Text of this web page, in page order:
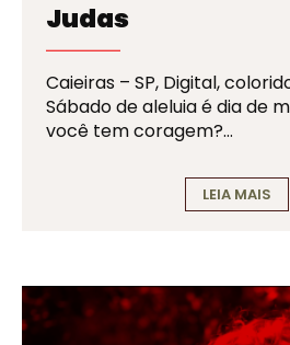
Judas
Caieiras – SP, Digital,
Sábado de aleluia é dia de
você tem coragem?…
LEIA MAIS